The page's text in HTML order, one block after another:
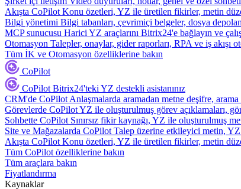
Akışta CoPilot Konu özetleri, YZ ile üretilen fikirler, metin
Bilgi yönetimi Bilgi tabanları, çevrimiçi belgeler, dosya
MCP sunucusu Harici YZ araçlarını Bitrix24'e bağlayın ve
Otomasyon Talepler, onaylar, gider raporları, RPA ve iş akışı
Tüm İK ve Otomasyon özelliklerine bakın
CoPilot
CoPilot Bitrix24'teki YZ destekli asistanınız
CRM'de CoPilot Anlaşmalarda aramadan metne deşifre,
Görevlerde CoPilotYZ ile oluşturulmuş görev açıklamaları,
Sohbette CoPilot Sınırsız fikir kaynağı, YZ ile oluşturulmuş
Site ve Mağazalarda CoPilot Talep üzerine etkileyici metin,
Akışta CoPilot Konu özetleri, YZ ile üretilen fikirler, metin
Tüm CoPilot özelliklerine bakın
Tüm araçlara bakın
Fiyatlandırma
Kaynaklar